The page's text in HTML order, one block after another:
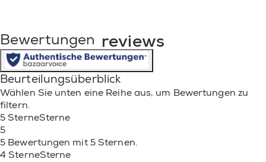
reviews
Bewertungen
Beurteilungsüberblick
Wählen Sie unten eine Reihe aus, um Bewertungen zu
filtern.
5 SterneSterne
5
5 Bewertungen mit 5 Sternen.
4 SterneSterne